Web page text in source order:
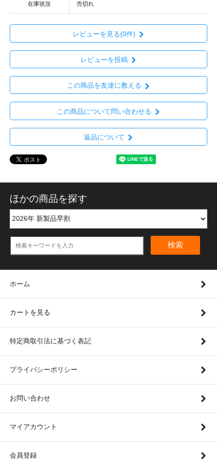
在庫状況 売切れ
レビューを見る(0件)
レビューを投稿
この商品を友達に教える
この商品について問い合わせる
返品について
ほかの商品を探す
検索
ホーム
カートを見る
特定商取引法に基づく表記
プライバシーポリシー
お問い合わせ
マイアカウント
会員登録